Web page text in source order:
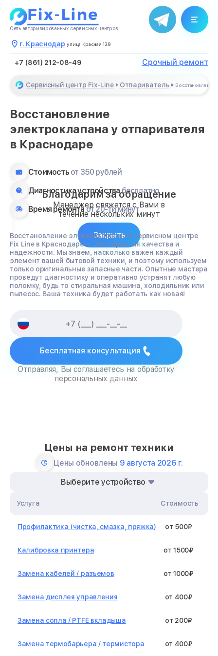
Сеть авторизированных сервисных центров
г. Краснодар улица Красная 139
+7 (861) 212-08-49 Срочный ремонт
Сервисный центр Fix-Line Отпариватель Восстановление
Восстановление
электроклапана у отпаривателя
в Краснодаре
Стоимость от 350 рублей
Диагностика устройствабесплатно
Время ремонта от 20-ти минут
Восстановление электроклапана в сервисном центре
Fix Line в Краснодаре — это гарантия качества и
надежности. Мы знаем, насколько важен каждый
элемент вашей бытовой техники, и поэтому используем
только оригинальные запасные части. Опытные мастера
проведут диагностику и оперативно устранят любую
поломку, будь то стиральная машина, холодильник или
пылесос. Ваша техника будет работать как новая!
Бесплатная консультация
Отправляя, Вы соглашаетесь на обработку
персональных данных
Цены на ремонт техники
Цены обновлены 9 августа 2026 г.
Выберите устройство
Услуга Стоимость
Профилактика (чистка, смазка, пряжка) от 500₽
Калибровка принтера от 1500₽
Замена кабелей / разъемов от 1000₽
Замена дисплея управления от 400₽
Замена сопла / PTFE вкладыша от 200₽
Замена термобарьера / термистора от 400₽
Благодарим за обращение
Менеджер свяжется с Вами в
течение нескольких минут
Закрыть